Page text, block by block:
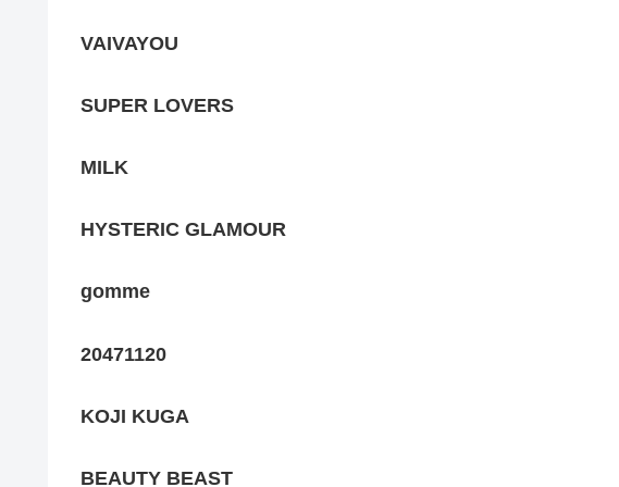
VAIVAYOU
SUPER LOVERS
MILK
HYSTERIC GLAMOUR
gomme
20471120
KOJI KUGA
BEAUTY BEAST